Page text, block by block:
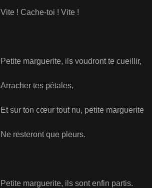
Vite ! Cache-toi ! Vite !
Petite marguerite, ils voudront te cueillir,
Arracher tes pétales,
Et sur ton cœur tout nu, petite marguerite
Ne resteront que pleurs.
Petite marguerite, ils sont enfin partis.